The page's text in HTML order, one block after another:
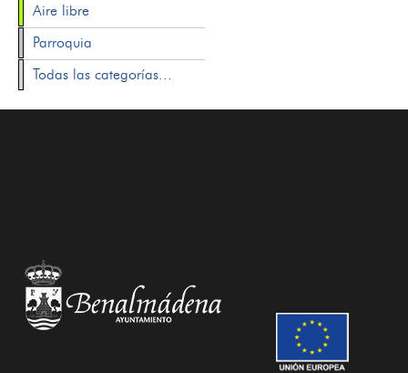
Aire libre
Parroquia
Todas las categorías...